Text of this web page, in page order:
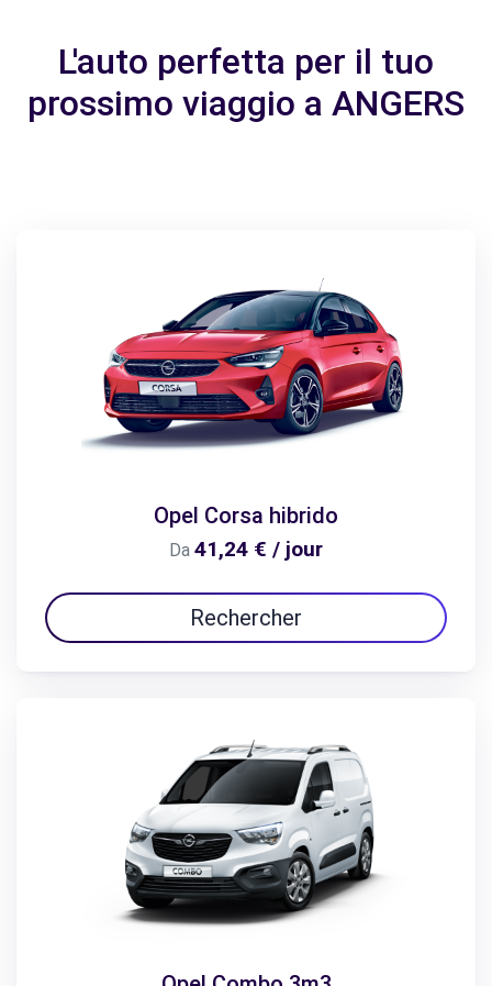
L'auto perfetta per il tuo
prossimo viaggio a ANGERS
Opel Corsa hibrido
Da 41,24 € / jour
Rechercher